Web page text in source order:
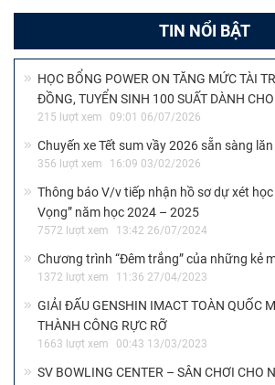
TIN NỔI BẬT
HỌC BỔNG POWER ON TĂNG MỨC TÀI
ĐỒNG, TUYỂN SINH 100 SUẤT DÀNH
215 lượt xem 09:01 06/07/2026
Chuyến xe Tết sum vầy 2026 sẵn sàng
356 lượt xem 16:09 03/02/2026
Thông báo V/v tiếp nhận hồ sơ dự xét
Vọng” năm học 2024 – 2025
7572 lượt xem 13:42 26/07/2024
Chương trình “Đêm trắng” của những kẻ
1372 lượt xem 11:36 27/04/2023
GIẢI ĐẤU GENSHIN IMACT TOÀN QUỐC
THÀNH CÔNG RỰC RỠ
1663 lượt xem 00:43 13/03/2023
SV BOWLING CENTER – SÂN CHƠI CHO